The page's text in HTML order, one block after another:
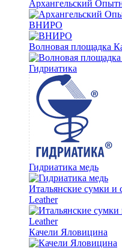
Архангельский
ВНИРО
Волновая площадка
Гидриатика
Гидриатика медь
Итальянские сумки и
Leather
Качели Яловицина